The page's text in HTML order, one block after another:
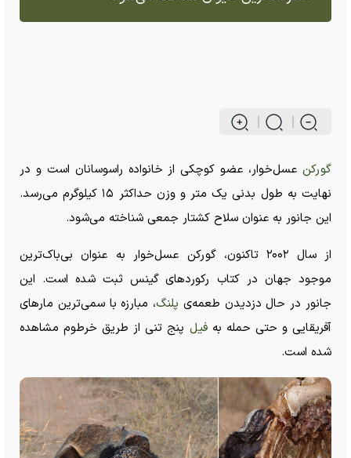
گورکن عسل‌خوار، عضو کوچکی از خانواده راسو‌سانان است و در
نهایت به طول بدنی یک متر و وزن حداکثر ۱۵ کیلوگرم می‌رسد.
این جانور به عنوان سلاح کشتار جمعی شناخته می‌شود.
از سال ۲۰۰۲ تاکنون، گورکن عسل‌خوار به عنوان بی‌باک‌ترین
موجود جهان در کتاب رکورد‌های گینس ثبت شده است. این
جانور در حال دزدیدن طعمه‌ی پلنگ، مبارزه با سمی‌ترین مار‌های
آفریقایی و حتی حمله بهفیل پنج تنی از طریق خرطوم مشاهده
شده است.